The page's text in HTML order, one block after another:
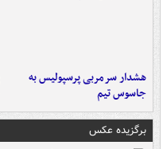
هشدار سرمربی پرسپولیس به
جاسوس تیم
برگزیده عکس